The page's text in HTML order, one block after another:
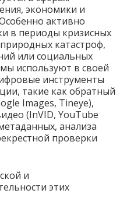
экономики и
активно
в периоды кризисных
катастроф,
или социальных
используют в своей
инструменты
такие как обратный
Images, Tineye),
(InVID, YouTube
анализа
проверки
и
этих